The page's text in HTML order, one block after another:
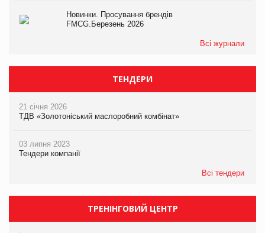
Новинки. Просування брендів
FMCG.Березень 2026
Всі журнали
ТЕНДЕРИ
21 січня 2026
ТДВ «Золотоніський маслоробний комбінат»
03 липня 2023
Тендери компанії
Всі тендери
ТРЕНІНГОВИЙ ЦЕНТР